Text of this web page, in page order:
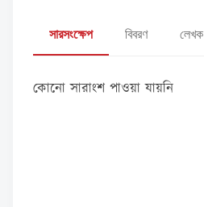
সারসংক্ষেপ বিবরণ লেখক
কোনো সারাংশ পাওয়া যায়নি